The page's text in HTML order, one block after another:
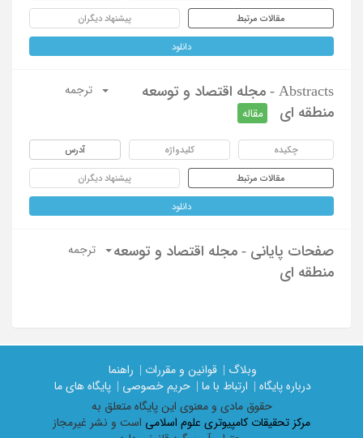
مقالات مرتبط پیشنهاد دیگران
دانلود
Abstracts - مجله اقتصاد و توسعه
منطقه ای
مقاله
ترجمه
چکیده کلیدواژه آدرس
مقالات مرتبط پیشنهاد دیگران
دانلود
صفحات پایانی - مجله اقتصاد و توسعه
منطقه ای
ترجمه
وبلاگ | قوانین و مقررات |
راهنما
درباره پایگاه |
ارتباط با ما | حریم خصوصی |
پایگاه های ما
حقوق مادی و معنوی اين پايگاه متعلق به
مرکز تحقیقات کامپیوتری علوم اسلامی است و نشر غیرمجاز